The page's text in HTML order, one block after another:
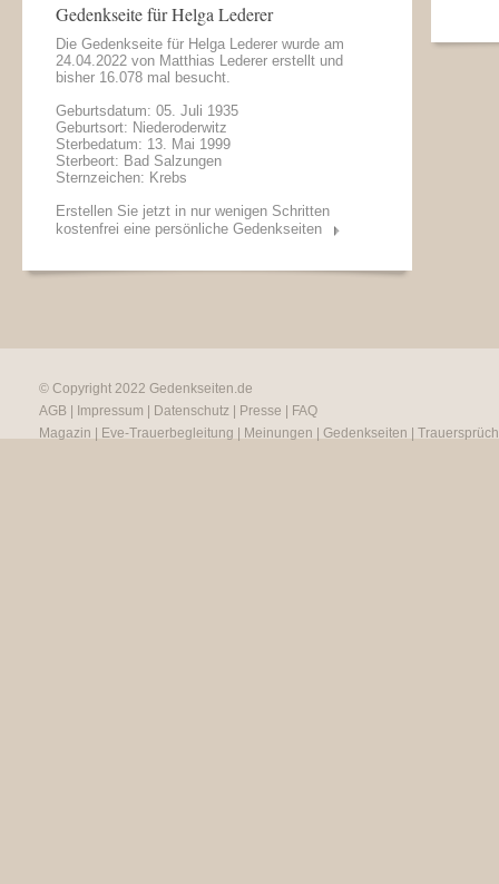
Gedenkseite für Helga Lederer
Die Gedenkseite für Helga Lederer wurde am
24.04.2022 von Matthias Lederer erstellt und
bisher 16.078 mal besucht.
Geburtsdatum: 05. Juli 1935
Geburtsort: Niederoderwitz
Sterbedatum: 13. Mai 1999
Sterbeort: Bad Salzungen
Sternzeichen: Krebs
Erstellen Sie jetzt in nur wenigen Schritten
kostenfrei eine persönliche Gedenkseiten
© Copyright 2022 Gedenkseiten.de
AGB
Impressum Datenschutz Presse
FAQ
Magazin
Eve-Trauerbegleitung Meinungen Gedenkseiten